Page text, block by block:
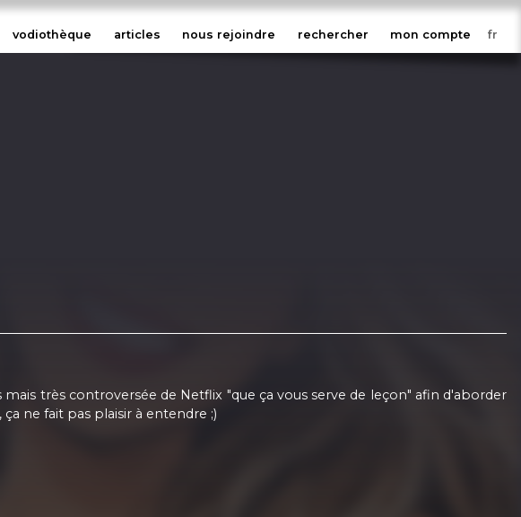
vodiothèque articles nous rejoindre rechercher mon compte
très controversée de Netflix "que ça vous serve de leçon" afin d'aborder
ne fait pas plaisir à entendre ;)